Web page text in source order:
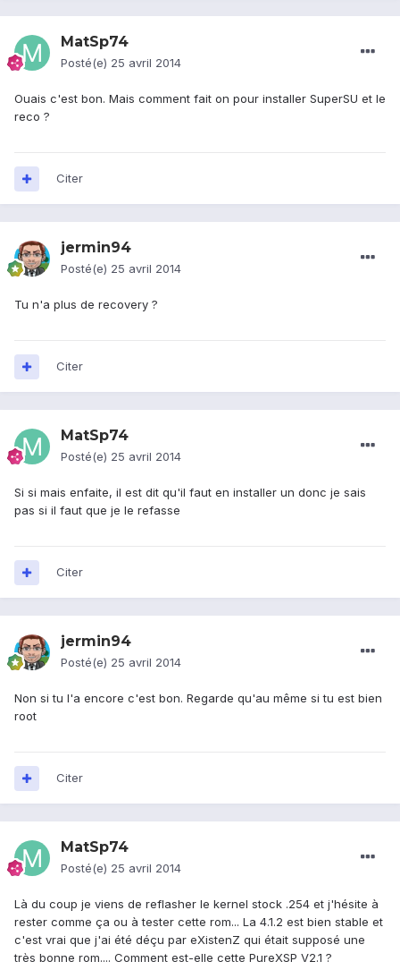
MatSp74
Posté(e) 25 avril 2014
Ouais c'est bon. Mais comment fait on pour installer SuperSU et le
reco ?
Citer
jermin94
Posté(e) 25 avril 2014
Tu n'a plus de recovery ?
Citer
MatSp74
Posté(e) 25 avril 2014
Si si mais enfaite, il est dit qu'il faut en installer un donc je sais
pas si il faut que je le refasse
Citer
jermin94
Posté(e) 25 avril 2014
Non si tu l'a encore c'est bon. Regarde qu'au même si tu est bien
root
Citer
MatSp74
Posté(e) 25 avril 2014
Là du coup je viens de reflasher le kernel stock .254 et j'hésite à
rester comme ça ou à tester cette rom... La 4.1.2 est bien stable et
c'est vrai que j'ai été déçu par eXistenZ qui était supposé une
très bonne rom.... Comment est-elle cette PureXSP V2.1 ?